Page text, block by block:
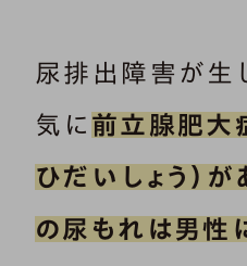
尿排出障害が生
気に 前立腺肥大
ひだいしょう）が
の尿もれは男性